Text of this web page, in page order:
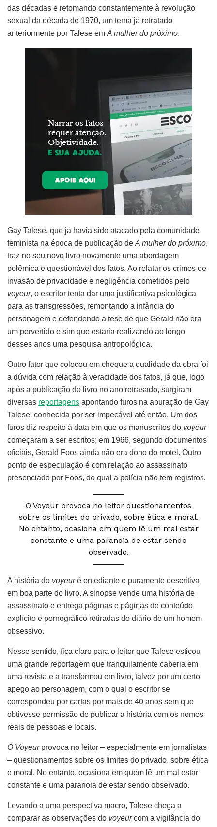
das décadas e retomando constantemente à revolução
sexual da década de 1970, um tema já retratado
anteriormente por Talese em A mulher do próximo.
Gay Talese, que já havia sido atacado pela comunidade
feminista na época de publicação de A mulher do próximo,
traz no seu novo livro novamente uma abordagem
polêmica e questionável dos fatos. Ao relatar os crimes de
invasão de privacidade e negligência cometidos pelo
voyeur, o escritor tenta dar uma justificativa psicológica
para as transgressões, remontando a infância do
personagem e defendendo a tese de que Gerald não era
um pervertido e sim que estaria realizando ao longo
desses anos uma pesquisa antropológica.
Outro fator que colocou em cheque a qualidade da obra foi
a dúvida com relação à veracidade dos fatos, já que, logo
após a publicação do livro no ano retrasado, surgiram
diversas reportagens apontando furos na apuração de Gay
Talese, conhecida por ser impecável até então. Um dos
furos diz respeito à data em que os manuscritos do voyeur
começaram a ser escritos; em 1966, segundo documentos
oficiais, Gerald Foos ainda não era dono do motel. Outro
ponto de especulação é com relação ao assassinato
presenciado por Foos, do qual a polícia não tem registros.
O Voyeur provoca no leitor questionamentos
sobre os limites do privado, sobre ética e moral.
No entanto, ocasiona em quem lê um mal estar
constante e uma paranoia de estar sendo
observado.
A história do voyeuré entediante e puramente descritiva
em boa parte do livro. A sinopse vende uma história de
assassinato e entrega páginas e páginas de conteúdo
explícito e pornográfico retiradas do diário de um homem
obsessivo.
Nesse sentido, fica claro para o leitor que Talese esticou
uma grande reportagem que tranquilamente caberia em
uma revista e a transformou em livro, talvez por um certo
apego ao personagem, com o qual o escritor se
correspondeu por cartas por mais de 40 anos sem que
obtivesse permissão de publicar a história com os nomes
reais de pessoas e locais.
O Voyeurprovoca no leitor – especialmente em jornalistas
– questionamentos sobre os limites do privado, sobre ética
e moral. No entanto, ocasiona em quem lê um mal estar
constante e uma paranoia de estar sendo observado.
Levando a uma perspectiva macro, Talese chega a
comparar as observações do voyeurcom a vigilância do